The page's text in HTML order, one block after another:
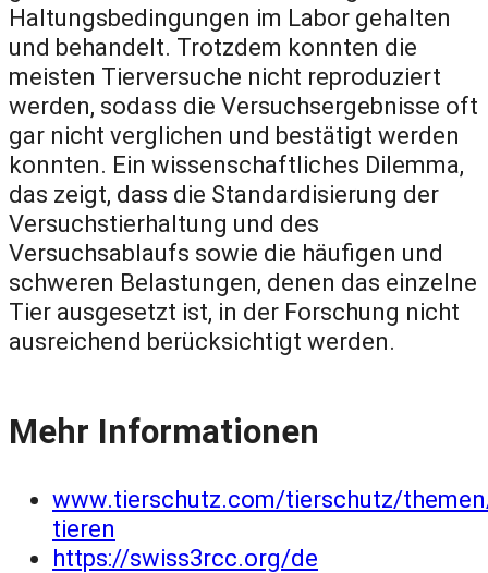
Haltungsbedingungen im Labor gehalten
und behandelt. Trotzdem konnten die
meisten Tierversuche nicht reproduziert
werden, sodass die Versuchsergebnisse oft
gar nicht verglichen und bestätigt werden
konnten. Ein wissenschaftliches Dilemma,
das zeigt, dass die Standardisierung der
Versuchstierhaltung und des
Versuchsablaufs sowie die häufigen und
schweren Belastungen, denen das einzelne
Tier ausgesetzt ist, in der Forschung nicht
ausreichend berücksichtigt werden.
Mehr Informationen
www.tierschutz.com/tierschutz/
tieren
https://swiss3rcc.org/de